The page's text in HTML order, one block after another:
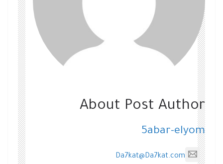
About Post Author
5abar-elyom
Da7kat@Da7kat.com